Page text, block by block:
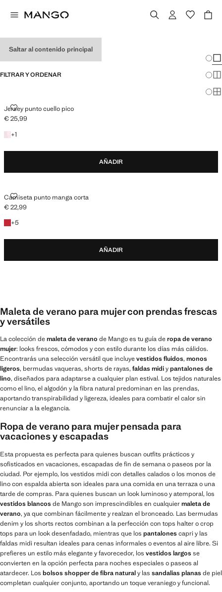
Saltar al contenido principal
FILTRAR Y ORDENAR
Jersey punto cuello pico
JERSEY PUNTO CUELLO PICO
Precio actual [€ 25,99 ]
€ 25,99
+1
+1 color
AÑADIR
Camiseta punto manga corta
CAMISETA PUNTO MANGA CORTA
Precio actual [€ 22,99 ]
€ 22,99
+5
+5 colores
AÑADIR
Maleta de verano para mujer con prendas frescas
y versátiles
La colección demaleta de verano de Mango es tu guía deropa de verano
mujer: looks frescos, cómodos y con estilo durante los días más cálidos.
Encontrarás una selección versátil que incluyevestidos fluidos, monos
ligeros, bermudas vaqueras, shorts de rayas, faldas midiypantalones de
lino, diseñados para adaptarse a cualquier plan estival. Los tejidos naturales
como el lino, el algodón y la fibra natural predominan en las prendas,
aportando transpirabilidad y ligereza, ideales para combatir el calor sin
renunciar a la elegancia.
Ropa de verano para mujer pensada para
vacaciones y escapadas
Esta propuesta es perfecta para quienes buscan outfits prácticos y
sofisticados en vacaciones, escapadas de fin de semana o paseos por la
ciudad. Por ejemplo, los vestidos midi con detalles calados o los monos de
lino con espalda abierta son ideales para una comida en una terraza o una
tarde de compras. Para quienes buscan un look luminoso y atemporal, los
vestidos blancosde Mango son imprescindibles en cualquiermaleta de
verano, ya que combinan fácilmente y realzan el bronceado. Las bermudas
denim y los shorts rectos combinan a la perfección con tops halter o crop
tops para un look desenfadado, mientras que los pantalonescapri y las
faldas midi resultan ideales para cenas informales o eventos al aire libre. Si
prefieres un estilo más elegante y favorecedor, los vestidos largosse
convierten en la opción perfecta para noches especiales o paseos al
atardecer. Los bolsos shopper de fibra naturaly las sandalias planasde piel
completan cualquier conjunto, aportando un toque veraniego y funcional.